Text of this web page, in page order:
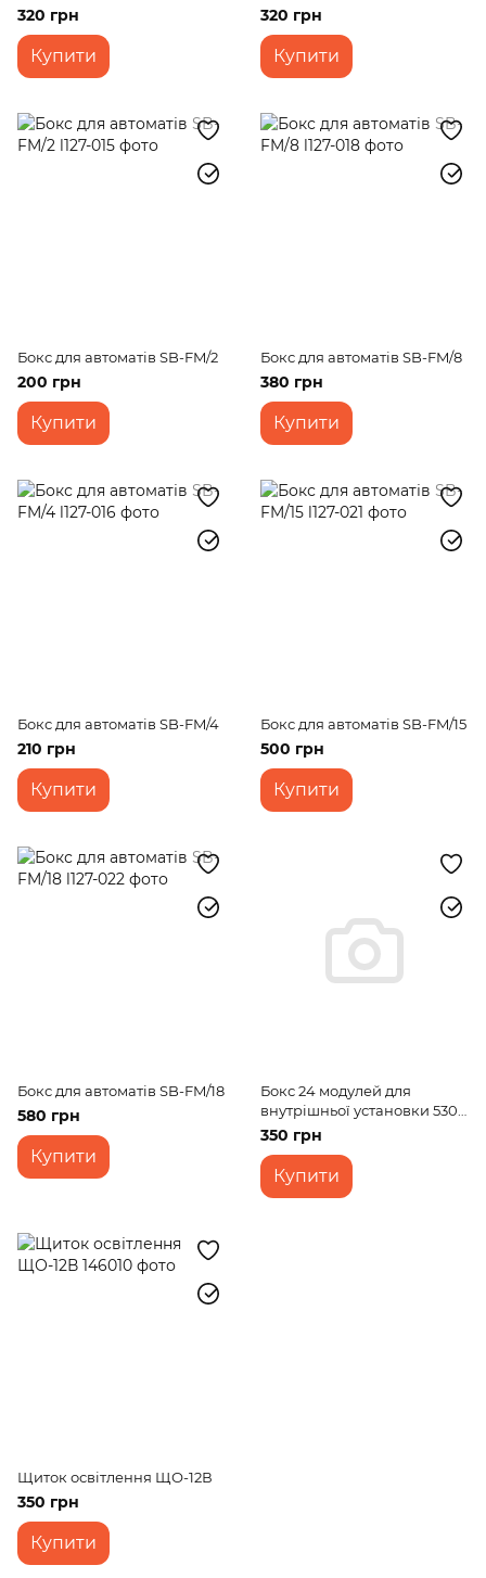
320 грн
Купити
320 грн
Купити
Бокс для автоматів SB-FM/2
200 грн
Купити
Бокс для автоматів SB-FM/8
380 грн
Купити
Бокс для автоматів SB-FM/4
210 грн
Купити
Бокс для автоматів SB-FM/15
500 грн
Купити
Бокс для автоматів SB-FM/18
580 грн
Купити
Бокс 24 модулей для
внутрішньої установки 530-
2015-024
350 грн
Купити
Щиток освітлення ЩО-12В
350 грн
Купити